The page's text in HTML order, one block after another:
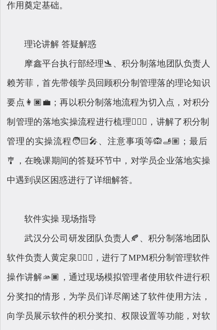
作用奠定基础。
理论讲解 答疑解惑
摩鑫平台执行部经理🛬、积分制落地团队负责人
赖芳菲，首先带领学员回顾积分制管理落的理论知识
要点👩🏿‍💼；再以积分制落地流程为切入点，对积分
制管理的落地实操流程进行梳理💇🏿‍♂️，讲解了积分制
管理的实操流程🧑🏻‍🎤、注意事项等🙉🫸🏽；最后
🎐，在晚课期间的答疑环节中，对学员企业落地实操
中遇到误区困惑进行了详细解答。
软件实操 现场指导
武汉分公司研发团队负责人🍂、积分制落地团队
软件负责人黄定泉🤵🏿‍♂️，进行了MPM积分制管理软件
操作讲解🫴🏿，通过现场模拟管理者使用软件进行积
分奖扣的情形，为学员们详尽阐述了软件使用方法，
向学员展示软件的积分奖扣、权限设置等功能，对软